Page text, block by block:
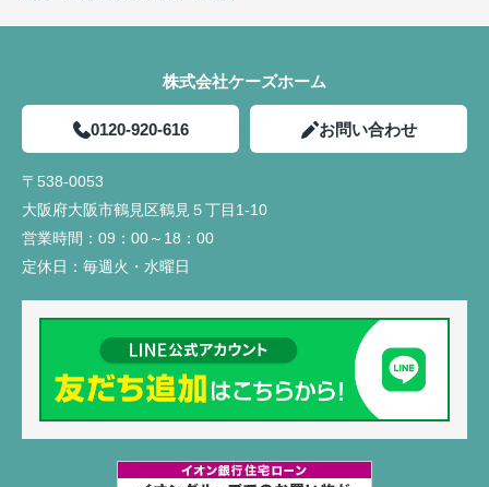
株式会社ケーズホーム
0120-920-616 お問い合わせ
〒538-0053
大阪府大阪市鶴見区鶴見５丁目1-10
営業時間： 09：00～18：00
定休日： 毎週火・水曜日